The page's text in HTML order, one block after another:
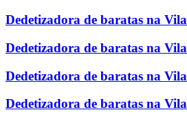
Dedetizadora de baratas na
Dedetizadora de baratas na
Dedetizadora de baratas na
Dedetizadora de baratas na